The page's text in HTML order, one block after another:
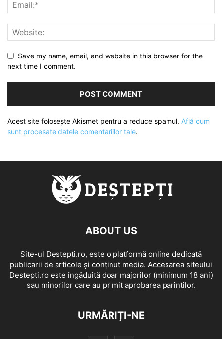
Save my name, email, and website in this browser for the
next time I comment.
Acest site folosește Akismet pentru a reduce spamul. Află cum
sunt procesate datele comentariilor tale.
ABOUT US
Site-ul Destepti.ro, este o platformă online dedicată
publicarii de articole și conținut media. Accesarea siteului
Destepti.ro este îngăduită doar majorilor (minimum 18 ani)
sau minorilor care au primit aprobarea parintilor.
URMĂRIȚI-NE